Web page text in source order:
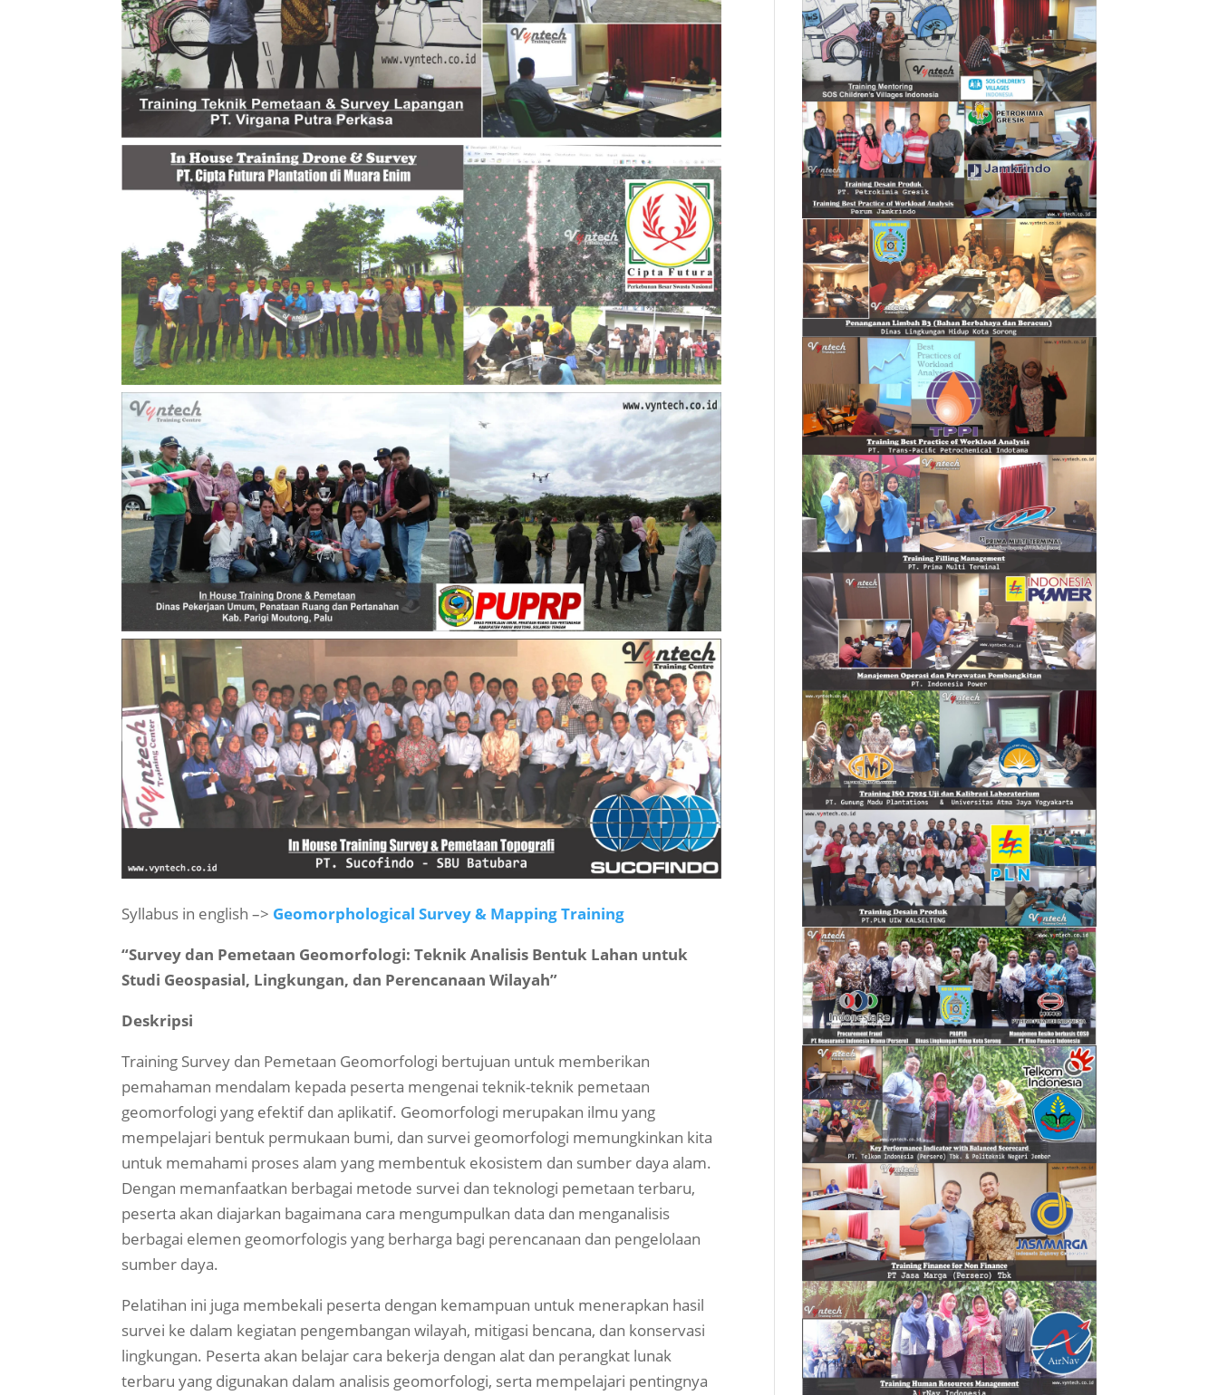
Syllabus in english –> Geomorphological Survey & Mapping Training
“Survey dan Pemetaan Geomorfologi: Teknik Analisis Bentuk Lahan untuk
Studi Geospasial, Lingkungan, dan Perencanaan Wilayah”
Deskripsi
Training Survey dan Pemetaan Geomorfologi bertujuan untuk memberikan
pemahaman mendalam kepada peserta mengenai teknik-teknik pemetaan
geomorfologi yang efektif dan aplikatif. Geomorfologi merupakan ilmu yang
mempelajari bentuk permukaan bumi, dan survei geomorfologi memungkinkan kita
untuk memahami proses alam yang membentuk ekosistem dan sumber daya alam.
Dengan memanfaatkan berbagai metode survei dan teknologi pemetaan terbaru,
peserta akan diajarkan bagaimana cara mengumpulkan data dan menganalisis
berbagai elemen geomorfologis yang berharga bagi perencanaan dan pengelolaan
sumber daya.
Pelatihan ini juga membekali peserta dengan kemampuan untuk menerapkan hasil
survei ke dalam kegiatan pengembangan wilayah, mitigasi bencana, dan konservasi
lingkungan. Peserta akan belajar cara bekerja dengan alat dan perangkat lunak
terbaru yang digunakan dalam analisis geomorfologi, serta mempelajari pentingnya